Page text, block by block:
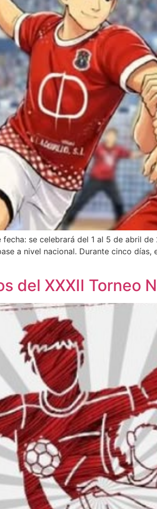
se celebrará del 1 al 5 de abril
a nivel nacional. Durante cinco
del XXXII Torneo